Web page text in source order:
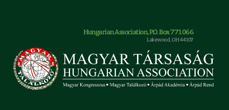
Hungarian Association, P.O. Box 771066
Lakewood, OH 44107